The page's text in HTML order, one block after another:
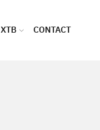
XTB CONTACT